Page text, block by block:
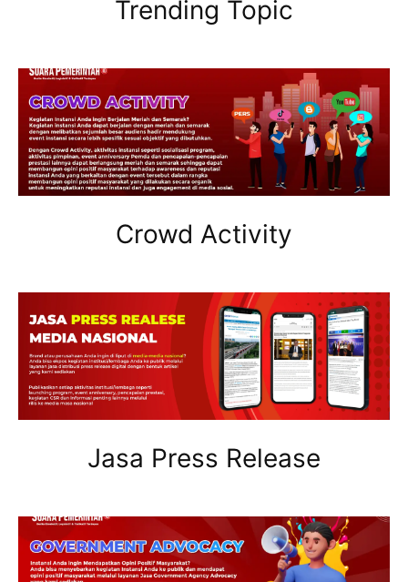
Trending Topic
Crowd Activity
Jasa Press Release